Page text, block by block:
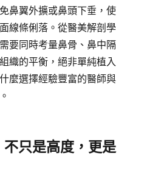
鼻翼外擴或鼻頭下垂，使
線條俐落。從醫美解剖學
要同時考量鼻骨、鼻中隔
織的平衡，絕非單純植入
麼選擇經驗豐富的醫師與
只是高度，更是